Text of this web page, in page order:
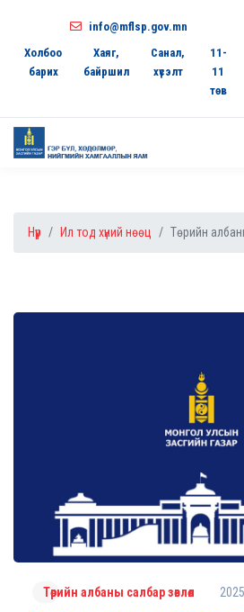
info@mflsp.gov.mn
Холбоо
барих
Хаяг,
байршил
Санал,
хүсэлт
11-
11
төв
Нүүр Ил тод хүний нөөц Төрийн
Төрийн албаны салбар зөвлөл